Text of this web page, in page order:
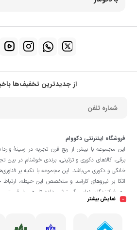
از جدیدترین تخفیف‌ها
فروشگاه اینترنتی دکووام
این مجموعه با بيش از ربع قرن تجربه در زمينۀ
برقی، کالاهای دکوری و تزئینی، برندی خوشنام در بين
خانگی و دکوری می‌باشد. این مجموعه با تكيه بر
اتکا بر نيروهای كارآمد و متخصص اين حيطه، ارتباط
مصرف‌كنندگان نهايی گسترش داده تا هم با قيمتی
خدماتی گسترده‌تر و كيفی‌تر در خدمت هموطنان عزیز
حضوری کالا از انبار تنها در صورت ثبت سفارش
نمایش بیشتر